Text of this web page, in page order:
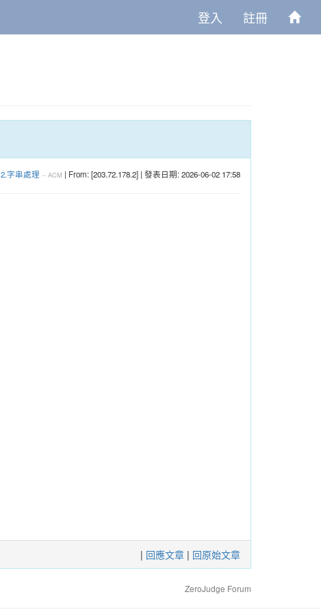
登入 註冊
2.字串處理 -- ACM | From: [203.72.178.2] | 發表日期: 2026-06-02 17:58
| 回應文章 | 回原始文章
ZeroJudge Forum